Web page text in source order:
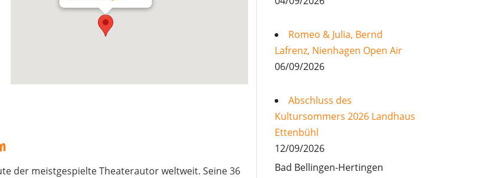
der meistgespielte Theaterautor weltweit. Seine 36
Romeo & Julia, Bernd
Lafrenz, Nienhagen Open Air
06/09/2026
Abschluss des
Kultursommers 2026 Landhaus
Ettenbühl
12/09/2026
Bad Bellingen-Hertingen